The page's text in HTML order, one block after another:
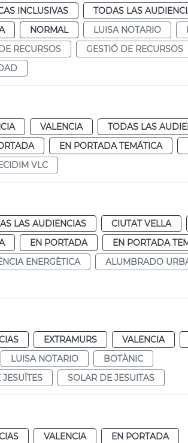
INCLUSIVAS TODAS LAS
NORMAL LUISA NOTARIO
RECURSOS
GESTIÓ DE RECURSOS
VALENCIA
TODAS LAS
EN PORTADA TEMÁTICA
VLC
LAS AUDIENCIAS CIUTAT VELLA
EN PORTADA
EN PORTADA
ENERGÈTICA
ALUMBRADO
EXTRAMURS VALENCIA
LUISA NOTARIO
BOTÀNIC
SOLAR DE JESUITAS
VALENCIA EN PORTADA